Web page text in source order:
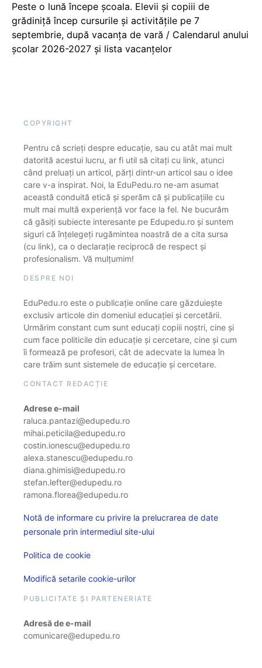
Peste o lună începe școala. Elevii și copiii de
grădiniță încep cursurile și activitățile pe 7
septembrie, după vacanța de vară / Calendarul anului
școlar 2026-2027 și lista vacanțelor
COPYRIGHT
Pentru că scrieți despre educație, sau cu atât mai mult
datorită acestui lucru, ar fi util să citați cu link, atunci
când preluați un articol, părți dintr-un articol sau o idee
care v-a inspirat. Noi, la EduPedu.ro ne-am asumat
această conduită etică și sperăm că și publicațiile cu
mult mai multă experiență vor face la fel. Ne bucurăm
că găsiți subiecte interesante pe Edupedu.ro și suntem
siguri că înțelegeți rugămintea noastră de a cita sursa
(cu link), ca o declarație reciprocă de respect și
profesionalism. Vă mulțumim!
DESPRE NOI
EduPedu.ro este o publicație online care găzduiește
exclusiv articole din domeniul educației și cercetării.
Urmărim constant cum sunt educați copiii noștri, cine și
cum face politicile din educație și cercetare, cine și cum
îi formează pe profesori, cât de adecvate la lumea în
care trăim sunt sistemele de educație și cercetare.
CONTACT REDACȚIE
Adrese e-mail
raluca.pantazi@edupedu.ro
mihai.peticila@edupedu.ro
costin.ionescu@edupedu.ro
alexa.stanescu@edupedu.ro
diana.ghimisi@edupedu.ro
stefan.lefter@edupedu.ro
ramona.florea@edupedu.ro
Notă de informare cu privire la prelucrarea de date
personale prin intermediul site-ului
Politica de cookie
Modifică setarile cookie-urilor
PUBLICITATE ȘI PARTENERIATE
Adresă de e-mail
comunicare@edupedu.ro